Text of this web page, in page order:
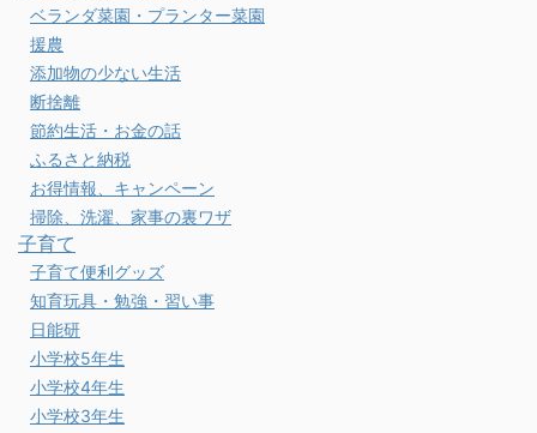
ベランダ菜園・プランター菜園
援農
添加物の少ない生活
断捨離
節約生活・お金の話
ふるさと納税
お得情報、キャンペーン
掃除、洗濯、家事の裏ワザ
子育て
子育て便利グッズ
知育玩具・勉強・習い事
日能研
小学校5年生
小学校4年生
小学校3年生